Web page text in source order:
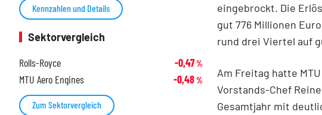
eingebrockt. Die
gut 776 Millionen
rund drei Viertel auf
Am Freitag hatte
Vorstands-Chef
Gesamtjahr mit
Kennzahlen und Details
Sektorvergleich
Rolls-Royce
-0,47%
MTU Aero Engines -0,48%
Zum Sektorvergleich